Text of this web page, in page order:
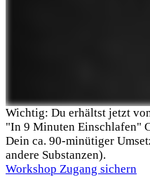
Wichtig: Du erhältst jetzt
"In 9 Minuten Einschlafen"
Dein ca. 90-minütiger
andere Substanzen).
Workshop Zugang sichern